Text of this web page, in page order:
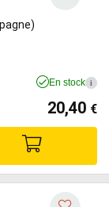
En stock i
20,40 €